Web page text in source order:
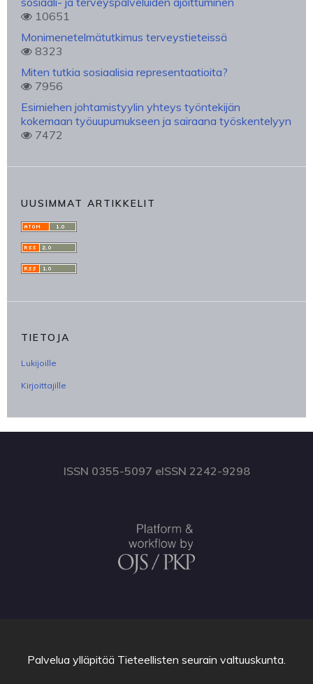
10651
Monimenetelmätutkimus terveystieteissä
8323
Miten tutkia sosiaalisia representaatioita?
7956
Esimiehen johtamistyylin yhteys työntekijän
kokemaan työuupumukseen ja sairaana työskentelyyn
7472
UUSIMMAT ARTIKKELIT
TIETOJA
Lukijoille
Kirjoittajille
ISSN 0355-5097 eISSN 2242-9298
Palvelua ylläpitää Tieteellisten seurain valtuuskunta